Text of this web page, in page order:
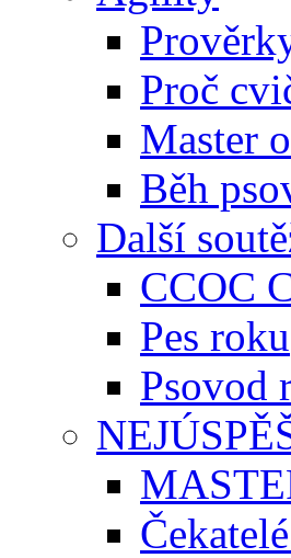
Proč
Master
Běh
Další
CCOC
Pes roku
Psovod